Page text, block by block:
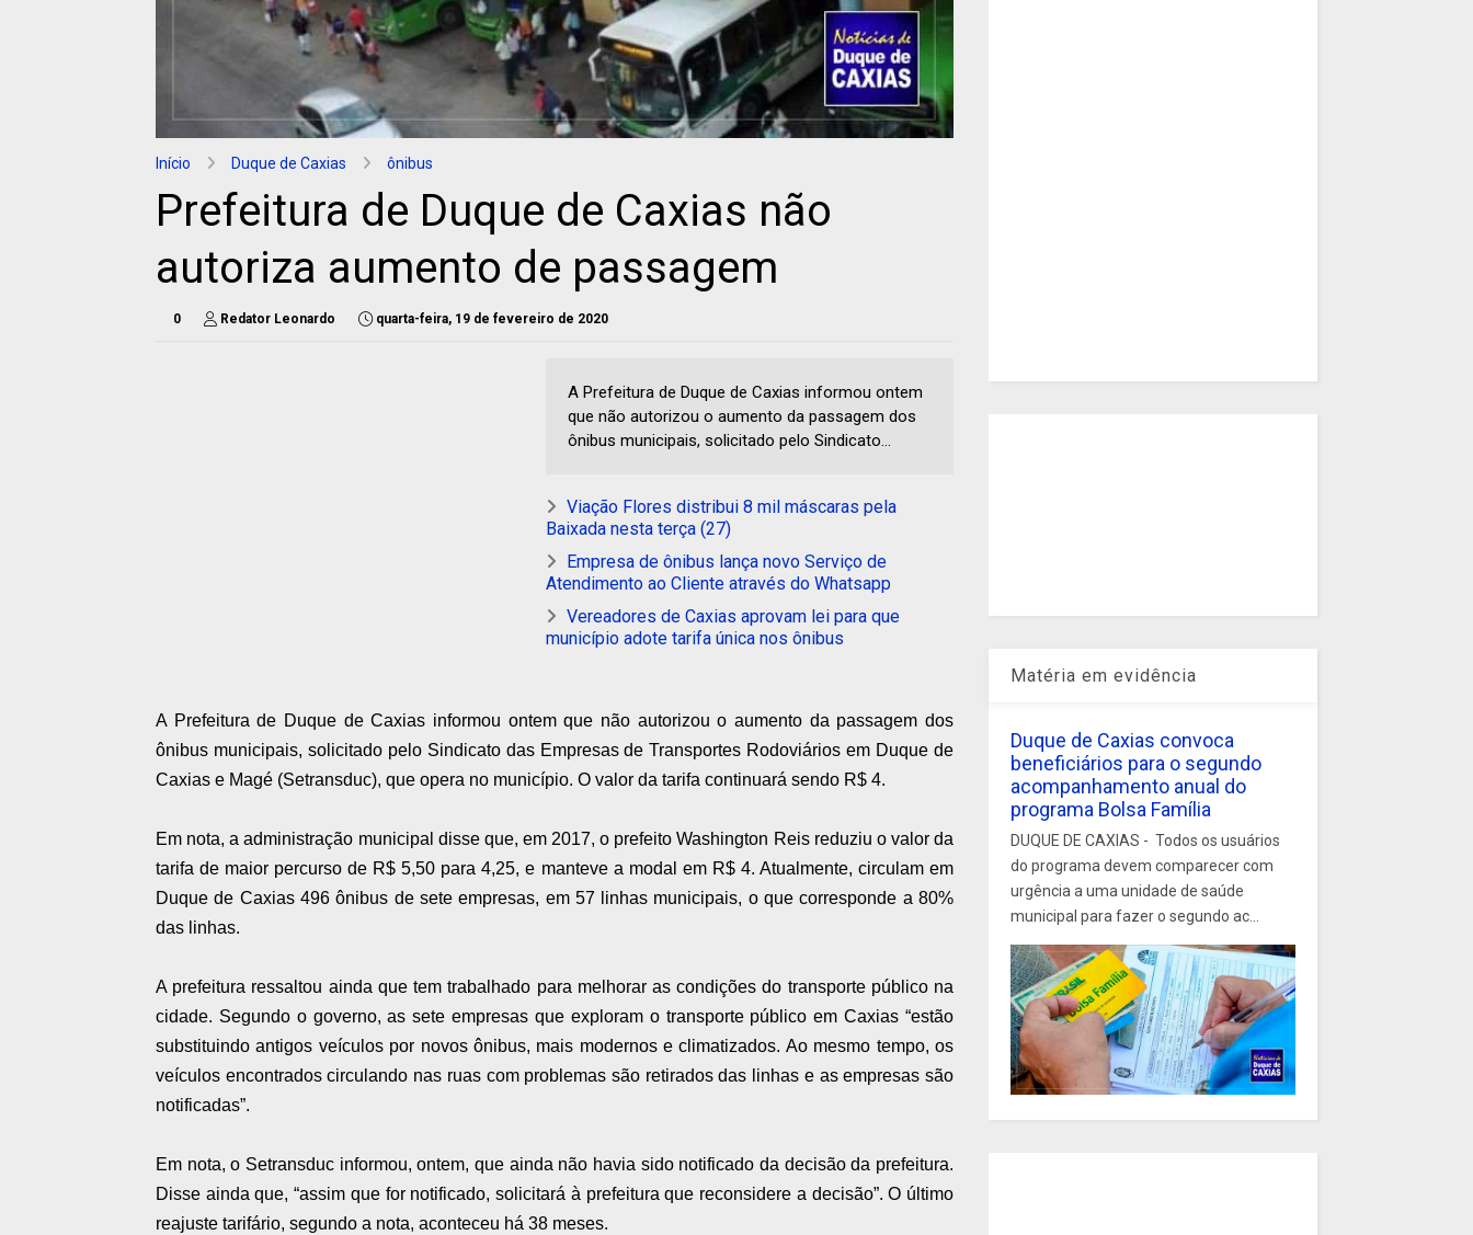
Início Duque de Caxias ônibus
Prefeitura de Duque de Caxias não
autoriza aumento de passagem
0 Redator Leonardo quarta-feira, 19 de fevereiro de 2020
A Prefeitura de Duque de Caxias informou ontem
que não autorizou o aumento da passagem dos
ônibus municipais, solicitado pelo Sindicato...
Viação Flores distribui 8 mil máscaras pela
Baixada nesta terça (27)
Empresa de ônibus lança novo Serviço de
Atendimento ao Cliente através do Whatsapp
Vereadores de Caxias aprovam lei para que
município adote tarifa única nos ônibus
A Prefeitura de Duque de Caxias informou ontem que não autorizou o aumento da passagem dos
ônibus municipais, solicitado pelo Sindicato das Empresas de Transportes Rodoviários em Duque de
Caxias e Magé (Setransduc), que opera no município. O valor da tarifa continuará sendo R$ 4.
Em nota, a administração municipal disse que, em 2017, o prefeito Washington Reis reduziu o valor da
tarifa de maior percurso de R$ 5,50 para 4,25, e manteve a modal em R$ 4. Atualmente, circulam em
Duque de Caxias 496 ônibus de sete empresas, em 57 linhas municipais, o que corresponde a 80%
das linhas.
A prefeitura ressaltou ainda que tem trabalhado para melhorar as condições do transporte público na
cidade. Segundo o governo, as sete empresas que exploram o transporte público em Caxias “estão
substituindo antigos veículos por novos ônibus, mais modernos e climatizados. Ao mesmo tempo, os
veículos encontrados circulando nas ruas com problemas são retirados das linhas e as empresas são
notificadas”.
Em nota, o Setransduc informou, ontem, que ainda não havia sido notificado da decisão da prefeitura.
Disse ainda que, “assim que for notificado, solicitará à prefeitura que reconsidere a decisão”. O último
reajuste tarifário, segundo a nota, aconteceu há 38 meses.
Matéria em evidência
Duque de Caxias convoca
beneficiários para o segundo
acompanhamento anual do
programa Bolsa Família
DUQUE DE CAXIAS - Todos os usuários
do programa devem comparecer com
urgência a uma unidade de saúde
municipal para fazer o segundo ac...